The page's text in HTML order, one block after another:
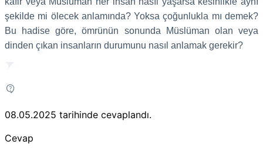
şekilde mi ölecek anlamında? Yoksa çoğunlukla mı demek?
Bu hadise göre, ömrünün sonunda Müslüman olan veya
dinden çıkan insanların durumunu nasıl anlamak gerekir?
08.05.2025 tarihinde cevaplandı.
Cevap